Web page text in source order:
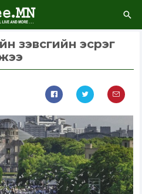
зэвсгийн эсрэг